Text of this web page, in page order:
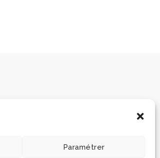
Paramétrer